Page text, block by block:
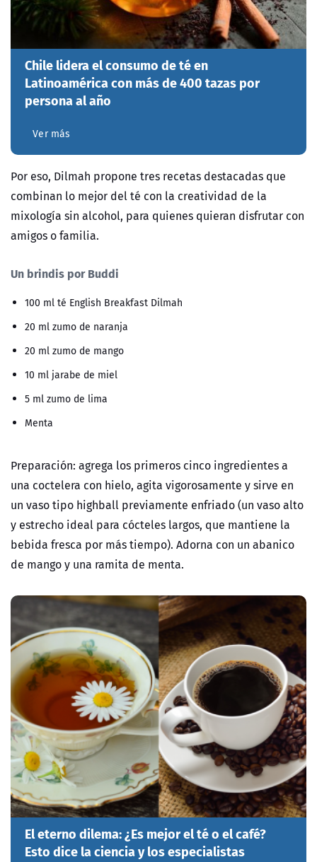
Chile lidera el consumo de té en
Latinoamérica con más de 400 tazas por
persona al año
Ver más
Por eso, Dilmah propone tres recetas destacadas que
combinan lo mejor del té con la creatividad de la
mixología sin alcohol, para quienes quieran disfrutar con
amigos o familia.
Un brindis por Buddi
100 ml té English Breakfast Dilmah
20 ml zumo de naranja
20 ml zumo de mango
10 ml jarabe de miel
5 ml zumo de lima
Menta
Preparación: agrega los primeros cinco ingredientes a
una coctelera con hielo, agita vigorosamente y sirve en
un vaso tipo highball previamente enfriado (un vaso alto
y estrecho ideal para cócteles largos, que mantiene la
bebida fresca por más tiempo). Adorna con un abanico
de mango y una ramita de menta.
El eterno dilema: ¿Es mejor el té o el café?
Esto dice la ciencia y los especialistas